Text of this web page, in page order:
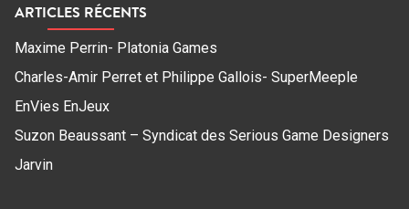
ARTICLES RÉCENTS
Maxime Perrin- Platonia Games
Charles-Amir Perret et Philippe Gallois- SuperMeeple
EnVies EnJeux
Suzon Beaussant – Syndicat des Serious Game Designers
Jarvin